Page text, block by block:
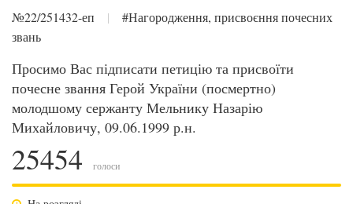
№22/251432-еп |
#Нагородження, присвоєння почесних
звань
Просимо Вас підписати петицію та присвоїти
почесне звання Герой України (посмертно)
молодшому сержанту Мельнику Назарію
Михайловичу, 09.06.1999 р.н.
25454 голоси